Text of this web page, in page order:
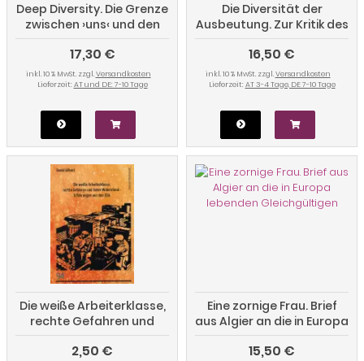
Deep Diversity. Die Grenze
zwischen ›uns‹ und den
›Anderen‹ überwinden
17,30 €
inkl. 10 % MwSt. zzgl.Versandkosten
Lieferzeit: AT und DE: 7-10 Tage
Die Diversität der
Ausbeutung. Zur Kritik des
herrschenden
Antirassismus
16,50 €
inkl. 10 % MwSt. zzgl.Versandkosten
Lieferzeit: AT 3-4 Tage, DE 7-10 Tage
Die weiße Arbeiterklasse,
rechte Gefahren und
linker Widerstand -
Erfahrungen aus den USA
2,50 €
Eine zornige Frau. Brief
aus Algier an die in Europa
lebenden Gleichgültigen
15,50 €